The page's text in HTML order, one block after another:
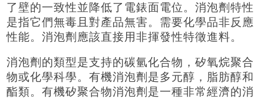
了壁的一致性並降低了電錶面電位。消泡劑特性
是指它們無毒且對產品無害。需要化學品非反應
性能。消泡劑應該直接用非揮發性特徵進料。
消泡劑的類型是支持的碳氫化合物，矽氧烷聚合
物或化學科學。有機消泡劑是多元醇，脂肪醇和
酯類。有機矽聚合物消泡劑是一種非常經濟的消